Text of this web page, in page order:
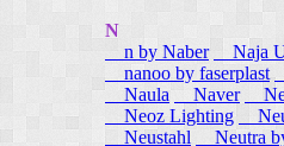
N
n by Naber
Naja
nanoo by faserplast
Naula
Naver
Neoz Lighting
Neustahl
Neutra